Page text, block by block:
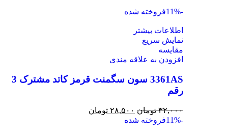
-11% فروخته شده
اطلاعات بیشتر
نمایش سریع
مقايسه
افزودن به علاقه مندی
3361AS سون سگمنت قرمز کاتد مشترک 3
رقم
۳۲,۰۰۰ تومان ۲۸,۵۰۰ تومان
-11%
فروخته شده